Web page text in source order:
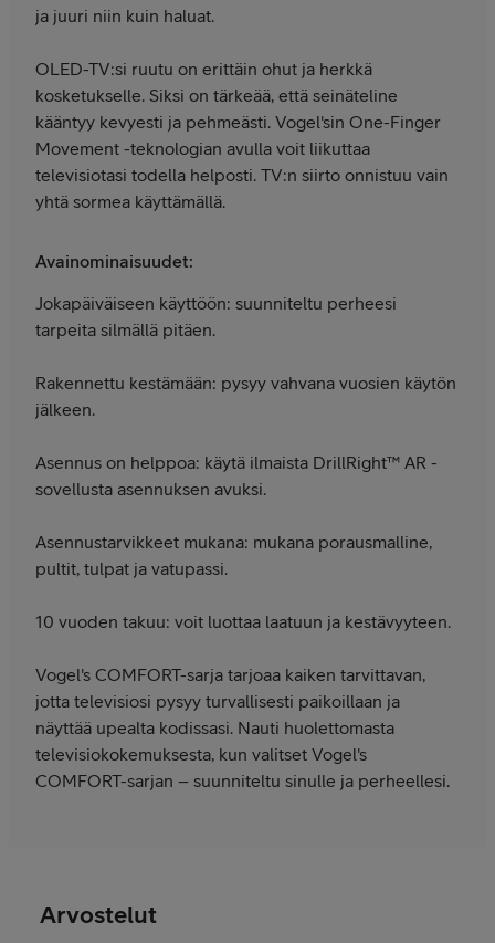
ja juuri niin kuin haluat.
OLED-TV:si ruutu on erittäin ohut ja herkkä
kosketukselle. Siksi on tärkeää, että seinäteline
kääntyy kevyesti ja pehmeästi. Vogel'sin One-Finger
Movement -teknologian avulla voit liikuttaa
televisiotasi todella helposti. TV:n siirto onnistuu vain
yhtä sormea käyttämällä.
Avainominaisuudet:
Jokapäiväiseen käyttöön: suunniteltu perheesi
tarpeita silmällä pitäen.
Rakennettu kestämään: pysyy vahvana vuosien käytön
jälkeen.
Asennus on helppoa: käytä ilmaista DrillRight™ AR -
sovellusta asennuksen avuksi.
Asennustarvikkeet mukana: mukana porausmalline,
pultit, tulpat ja vatupassi.
10 vuoden takuu: voit luottaa laatuun ja kestävyyteen.
Vogel's COMFORT-sarja tarjoaa kaiken tarvittavan,
jotta televisiosi pysyy turvallisesti paikoillaan ja
näyttää upealta kodissasi. Nauti huolettomasta
televisiokokemuksesta, kun valitset Vogel's
COMFORT-sarjan – suunniteltu sinulle ja perheellesi.
Arvostelut